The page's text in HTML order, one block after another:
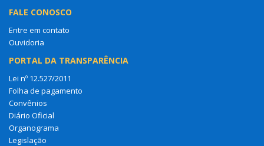
FALE CONOSCO
Entre em contato
Ouvidoria
PORTAL DA TRANSPARÊNCIA
Lei nº 12.527/2011
Folha de pagamento
Convênios
Diário Oficial
Organograma
Legislação